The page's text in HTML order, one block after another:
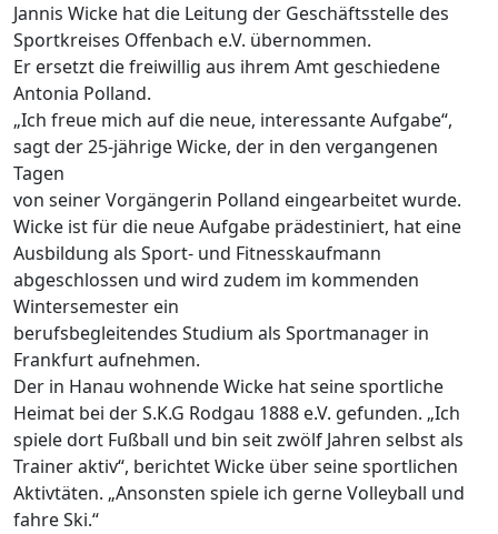
Jannis Wicke hat die Leitung der Geschäftsstelle des
Sportkreises Offenbach e.V. übernommen.
Er ersetzt die freiwillig aus ihrem Amt geschiedene
Antonia Polland.
„Ich freue mich auf die neue, interessante Aufgabe“,
sagt der 25-jährige Wicke, der in den vergangenen
Tagen
von seiner Vorgängerin Polland eingearbeitet wurde.
Wicke ist für die neue Aufgabe prädestiniert, hat eine
Ausbildung als Sport- und Fitnesskaufmann
abgeschlossen und wird zudem im kommenden
Wintersemester ein
berufsbegleitendes Studium als Sportmanager in
Frankfurt aufnehmen.
Der in Hanau wohnende Wicke hat seine sportliche
Heimat bei der S.K.G Rodgau 1888 e.V. gefunden. „Ich
spiele dort Fußball und bin seit zwölf Jahren selbst als
Trainer aktiv“, berichtet Wicke über seine sportlichen
Aktivtäten. „Ansonsten spiele ich gerne Volleyball und
fahre Ski.“